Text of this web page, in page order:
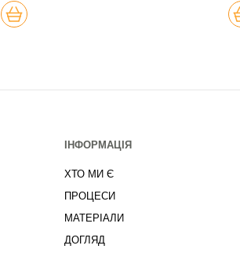
КУПИТЬ
ІНФОРМАЦІЯ
ХТО МИ Є
ПРОЦЕСИ
МАТЕРІАЛИ
ДОГЛЯД